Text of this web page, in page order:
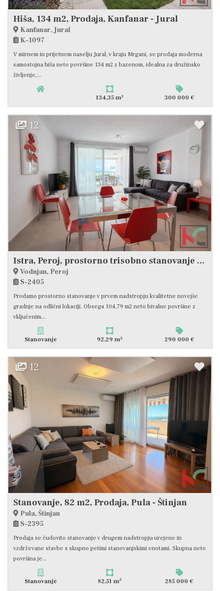
Hiša, 134 m2, Prodaja, Kanfanar - Jural
Kanfanar, Jural
K-1097
V mirnem in prijetnem naselju Jural, v kraju Mrgani, se prodaja moderna
samostojna hiša neto površine 134 m2 z bazenom, idealna za družinsko
življenje,...
134,35 m2 300 000 €
12
Istra, Peroj, prostorno trisobno stanovanje z veliko teraso in pogledom na morje #prodaja
Vodnjan, Peroj
S-2405
Prodamo prostorno stanovanje v prvem nadstropju kvalitetne novejše
gradnje na odlični lokaciji. Obsega 104,79 m2 neto bivalne površine z
vključenim...
Stanovanje 92,29 m2 290 000 €
12
Stanovanje, 82 m2, Prodaja, Pula - Štinjan
Pula, Štinjan
S-2395
Prodaja se čudovito stanovanje v drugem nadstropju urejene in
vzdrževane stavbe s skupno petimi stanovanjskimi enotami. Skupna neto
površina je...
Stanovanje 82,51 m2 285 000 €